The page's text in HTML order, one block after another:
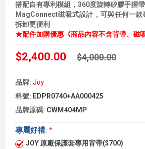
搭配自有專利模組，360度旋轉矽膠手握
MagConnect磁吸式設計，可與任何一
拆卸更便利
★配件加購優惠《商品內容不含背帶、磁
$2,400.00 $4,000.00
品牌: Joy
料號: EDPR0740+AA000425
品牌原碼: CWM404MP
專屬好禮: *
JOY 原廠保護套專用背帶($700)